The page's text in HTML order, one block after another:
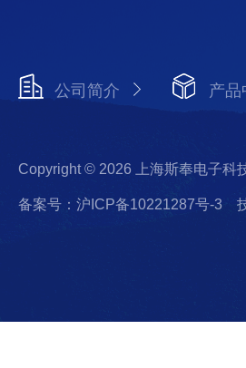
公司简介 产品
Copyright © 2026 上海斯奉电子科
备案号：沪ICP备10221287号-3